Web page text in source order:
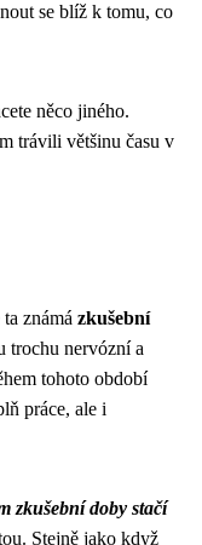
se blíž k tomu, co
něco jiného.
trávili většinu času v
známá zkušební
trochu nervózní a
tohoto období
práce, ale i
zkušební doby stačí
Stejně jako když